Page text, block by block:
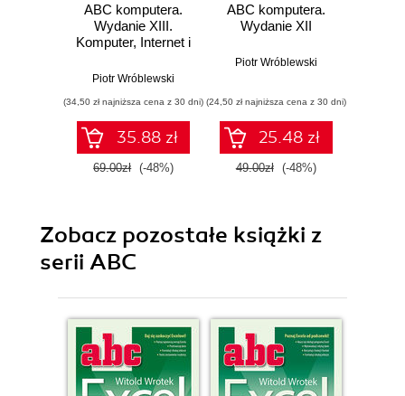
ABC komputera.
Wydanie XIII.
Komputer, Internet i
inteligencja
Piotr Wróblewski
(34,50 zł najniższa cena z 30 dni)
35.88 zł
69.00zł (-48%)
ABC komputera.
Wydanie XII
Piotr Wróblewski
(24,50 zł najniższa cena z 30 dni)
25.48 zł
49.00zł (-48%)
Zobacz pozostałe książki z
serii ABC